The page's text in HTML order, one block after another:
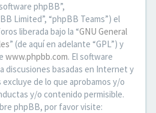
phpBB”,
Limited”, “phpBB Teams”) el
liberada bajo la “GNU General
” (de aquí en adelante “GPL”) y
www.phpbb.com. El software
discusiones basadas en Internet y
de lo que aprobamos y/o
y/o contenido permisible.
phpBB, por favor visite: